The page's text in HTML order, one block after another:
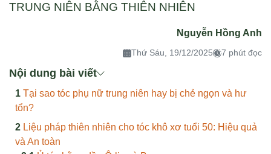
TRUNG NIÊN BẰNG THIÊN NHIÊN
Nguyễn Hồng Anh
Thứ Sáu, 19/12/2025 7 phút đọc
Nội dung bài viết
Tại sao tóc phụ nữ trung niên hay bị chẻ ngọn và hư
tổn?
Liệu pháp thiên nhiên cho tóc khô xơ tuổi 50: Hiệu quả
và An toàn